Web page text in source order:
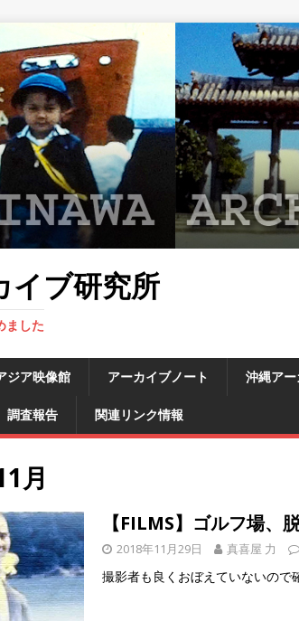
イブ研究所
ました
ジア映像館 アーカイブノート 沖縄ア
調査報告 関連リンク情報
月
【FILMS】ゴルフ場、
2018年11月29日 真喜屋 力
撮影者も良くおぼえていないので